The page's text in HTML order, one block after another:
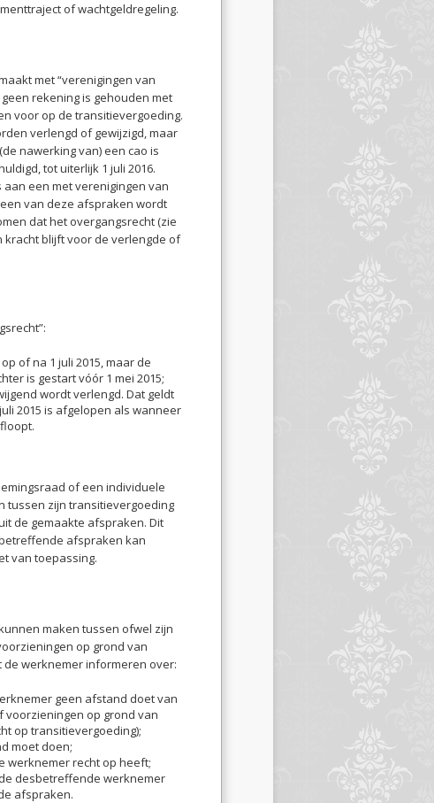
of wachtgeldregeling.
met “verenigingen van
rekening is gehouden met
voor op de transitievergoeding.
verlengd of gewijzigd, maar
nawerking van) een cao is
tot uiterlijk 1 juli 2016.
een met verenigingen van
van deze afspraken wordt
dat het overgangsrecht (zie
kracht blijft voor de verlengde of
of na 1 juli 2015, maar de
is gestart vóór 1 mei 2015;
wordt verlengd. Dat geldt
2015 is afgelopen als wanneer
of een individuele
tussen zijn transitievergoeding
de gemaakte afspraken. Dit
afspraken kan
van toepassing.
maken tussen ofwel zijn
op grond van
werknemer informeren over:
geen afstand doet van
voorzieningen op grond van
op transitievergoeding);
moet doen;
werknemer recht op heeft;
desbetreffende werknemer
afspraken.